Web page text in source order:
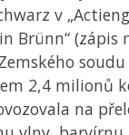
v
Brünn“ (zápis
2,4 milionů
na